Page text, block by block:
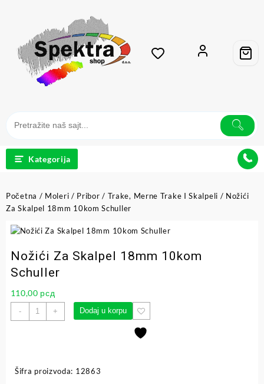
Kategorija
Početna / Moleri / Pribor / Trake, Merne Trake I Skalpeli / Nožići
Za Skalpel 18mm 10kom Schuller
Nožići Za Skalpel 18mm 10kom
Schuller
110,00 рсд
- + Dodaj u korpu
Šifra proizvoda: 12863